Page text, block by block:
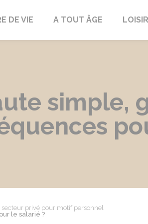
DE VIE A TOUT ÂGE
simple,
privé pour motif personnel
le salarié ?